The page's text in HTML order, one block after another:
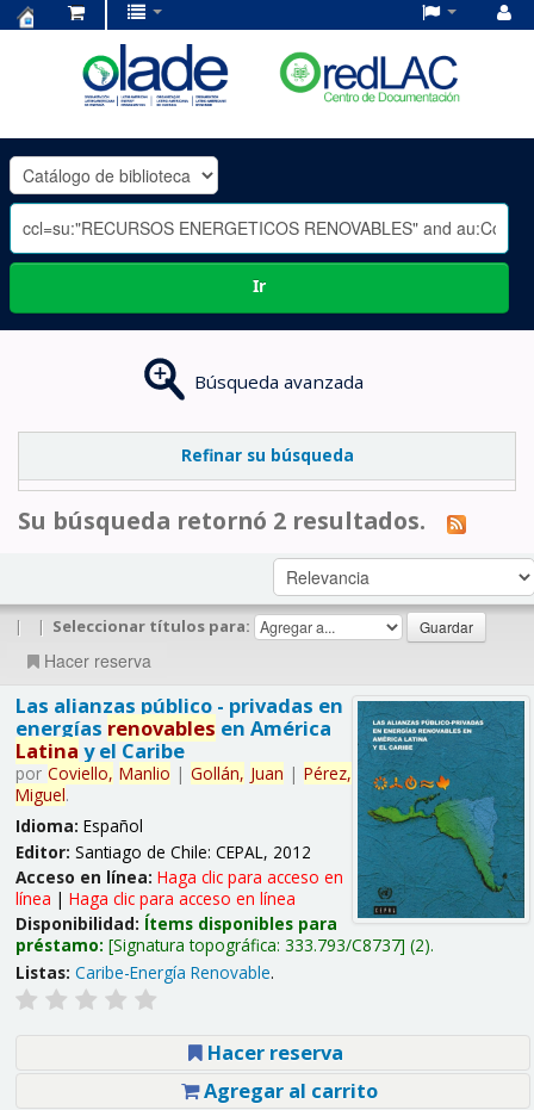
OLADE
-
Ir
Búsqueda avanzada
Refinar su búsqueda
Su búsqueda retornó 2 resultados.
| | Seleccionar títulos para:
Hacer reserva
Las alianzas público - privadas en
energías renovables en América
Latina y el Caribe
por Coviello, Manlio | Gollán, Juan | Pérez,
Miguel.
Idioma: Español
Editor: Santiago de Chile: CEPAL, 2012
Acceso en línea: Haga clic para acceso en
línea | Haga clic para acceso en línea
Disponibilidad: Ítems disponibles para
préstamo: Signatura topográfica: 333.793/C8737 (2).
Listas: Caribe-Energía Renovable.
Hacer reserva
Agregar al carrito